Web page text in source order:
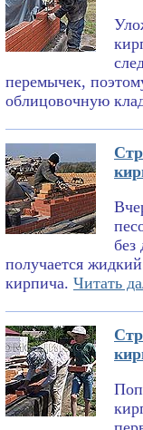
перемычек,
облицовочную
без
получается
кирпича. Читать